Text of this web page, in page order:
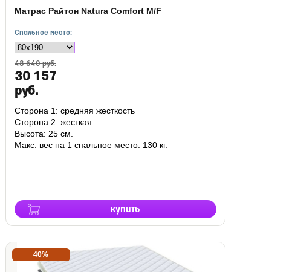
Матрас Райтон Natura Comfort M/F
Спальное место:
48 640 руб.
30 157
руб.
купить
Сторона 1: средняя жесткость
Сторона 2: жесткая
Высота: 25 см.
Макс. вес на 1 спальное место: 130 кг.
40%